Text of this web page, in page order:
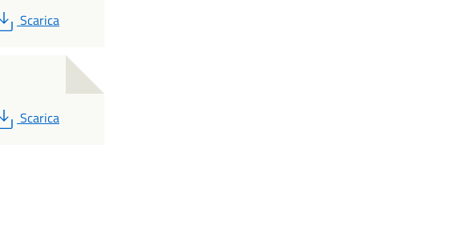
PDF
Scarica
PDF
Scarica